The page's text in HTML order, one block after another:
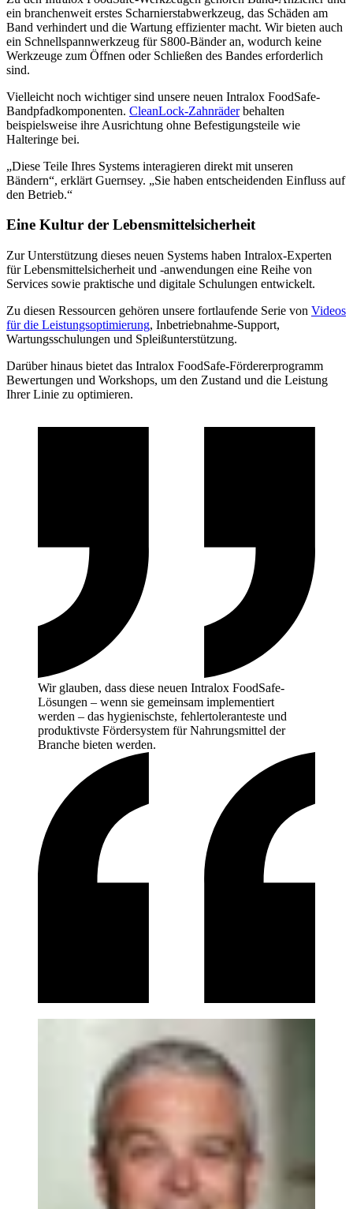
ein branchenweit erstes Scharnierstabwerkzeug, das Schäden am
Band verhindert und die Wartung effizienter macht. Wir bieten auch
ein Schnellspannwerkzeug für S800-Bänder an, wodurch keine
Werkzeuge zum Öffnen oder Schließen des Bandes erforderlich
sind.
Vielleicht noch wichtiger sind unsere neuen Intralox FoodSafe-
Bandpfadkomponenten. CleanLock-Zahnräderbehalten
beispielsweise ihre Ausrichtung ohne Befestigungsteile wie
Halteringe bei.
„Diese Teile Ihres Systems interagieren direkt mit unseren
Bändern“, erklärt Guernsey. „Sie haben entscheidenden Einfluss auf
den Betrieb.“
Eine Kultur der Lebensmittelsicherheit
Zur Unterstützung dieses neuen Systems haben Intralox-Experten
für Lebensmittelsicherheit und -anwendungen eine Reihe von
Services sowie praktische und digitale Schulungen entwickelt.
Zu diesen Ressourcen gehören unsere fortlaufende Serie von Videos
für die Leistungsoptimierung, Inbetriebnahme-Support,
Wartungsschulungen und Spleißunterstützung.
Darüber hinaus bietet das Intralox FoodSafe-Fördererprogramm
Bewertungen und Workshops, um den Zustand und die Leistung
Ihrer Linie zu optimieren.
Wir glauben, dass diese neuen Intralox FoodSafe-
Lösungen – wenn sie gemeinsam implementiert
werden – das hygienischste, fehlertoleranteste und
produktivste Fördersystem für Nahrungsmittel der
Branche bieten werden.